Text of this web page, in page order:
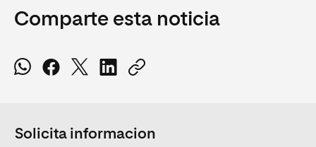
Comparte esta noticia
Solicita informacion